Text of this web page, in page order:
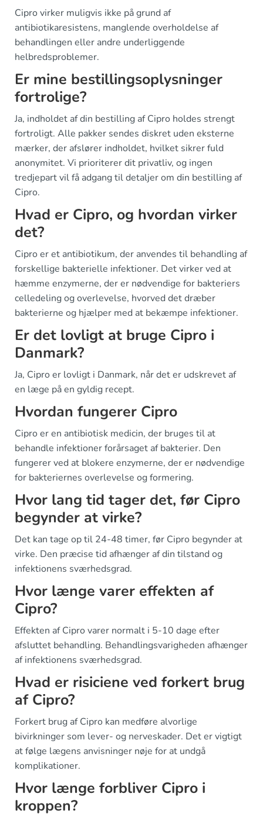
Cipro virker muligvis ikke på grund af
antibiotikaresistens, manglende overholdelse af
behandlingen eller andre underliggende
helbredsproblemer.
Er mine bestillingsoplysninger
fortrolige?
Ja, indholdet af din bestilling af Cipro holdes strengt
fortroligt. Alle pakker sendes diskret uden eksterne
mærker, der afslører indholdet, hvilket sikrer fuld
anonymitet. Vi prioriterer dit privatliv, og ingen
tredjepart vil få adgang til detaljer om din bestilling af
Cipro.
Hvad er Cipro, og hvordan virker
det?
Cipro er et antibiotikum, der anvendes til behandling af
forskellige bakterielle infektioner. Det virker ved at
hæmme enzymerne, der er nødvendige for bakteriers
celledeling og overlevelse, hvorved det dræber
bakterierne og hjælper med at bekæmpe infektioner.
Er det lovligt at bruge Cipro i
Danmark?
Ja, Cipro er lovligt i Danmark, når det er udskrevet af
en læge på en gyldig recept.
Hvordan fungerer Cipro
Cipro er en antibiotisk medicin, der bruges til at
behandle infektioner forårsaget af bakterier. Den
fungerer ved at blokere enzymerne, der er nødvendige
for bakteriernes overlevelse og formering.
Hvor lang tid tager det, før Cipro
begynder at virke?
Det kan tage op til 24-48 timer, før Cipro begynder at
virke. Den præcise tid afhænger af din tilstand og
infektionens sværhedsgrad.
Hvor længe varer effekten af
Cipro?
Effekten af Cipro varer normalt i 5-10 dage efter
afsluttet behandling. Behandlingsvarigheden afhænger
af infektionens sværhedsgrad.
Hvad er risiciene ved forkert brug
af Cipro?
Forkert brug af Cipro kan medføre alvorlige
bivirkninger som lever- og nerveskader. Det er vigtigt
at følge lægens anvisninger nøje for at undgå
komplikationer.
Hvor længe forbliver Cipro i
kroppen?